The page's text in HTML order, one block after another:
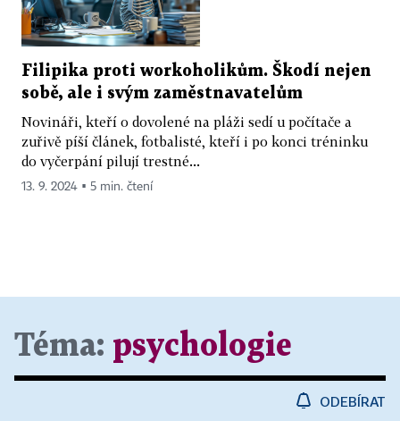
Filipika proti workoholikům. Škodí nejen
sobě, ale i svým zaměstnavatelům
Novináři, kteří o dovolené na pláži sedí u počítače a
zuřivě píší článek, fotbalisté, kteří i po konci tréninku
do vyčerpání pilují trestné...
13. 9. 2024 ▪ 5 min. čtení
Téma: psychologie
ODEBÍRAT